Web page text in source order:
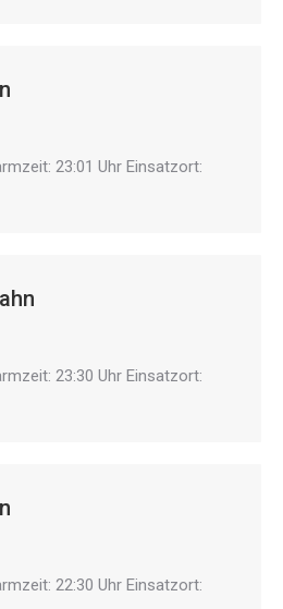
23:01 Uhr Einsatzort:
23:30 Uhr Einsatzort:
22:30 Uhr Einsatzort: